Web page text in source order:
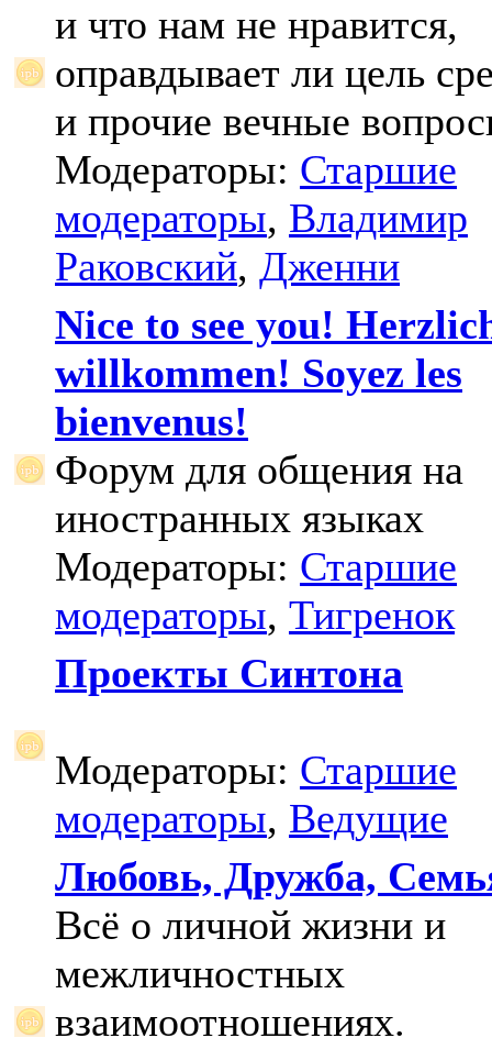
и что нам не нравится,
оправдывает ли цель
и прочие вечные
Модераторы: Старшие
модераторы, Владимир
Раковский, Дженни
Nice to see you!
willkommen! Soyez les
bienvenus!
Форум для общения на
иностранных языках
Модераторы: Старшие
модераторы, Тигренок
Проекты Синтона
Модераторы: Старшие
модераторы, Ведущие
Любовь, Дружба,
Всё о личной жизни и
межличностных
взаимоотношениях.